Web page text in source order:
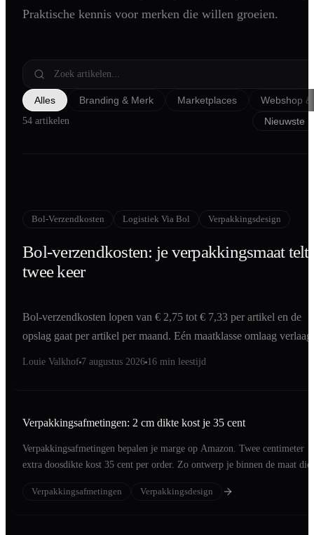
Shopify
Podcast Creatie
Amazon A+ Content
Praktische kennis voor merken die willen groeien.
Alles Branding & Merk Marketplaces Webshop
54 artikelen
Bol-Verzendkosten Logistiek Via Bol Verpakkingsdesign
Bol-verzendkosten: je verpakkingsmaat telt
twee keer
Bol-verzendkosten lopen van € 2,75 tot € 7,33 per artikel en de
opslag gaat per artikel per maand. Eén maatklasse omlaag verlaagt
Louie Valkhof 7 augustus 2026 16 min leestijd
Verpakkingsafmetingen: 2 cm dikte kost je 35 cent
Verpakkingsafmetingen bepalen je marge op Amazon. Twee centimeter
extra doosdikte kost 35 cent per order. Zo ontwerp je binnen de maat die
Verpakkingsafmetingen
Verpakkingsdesign